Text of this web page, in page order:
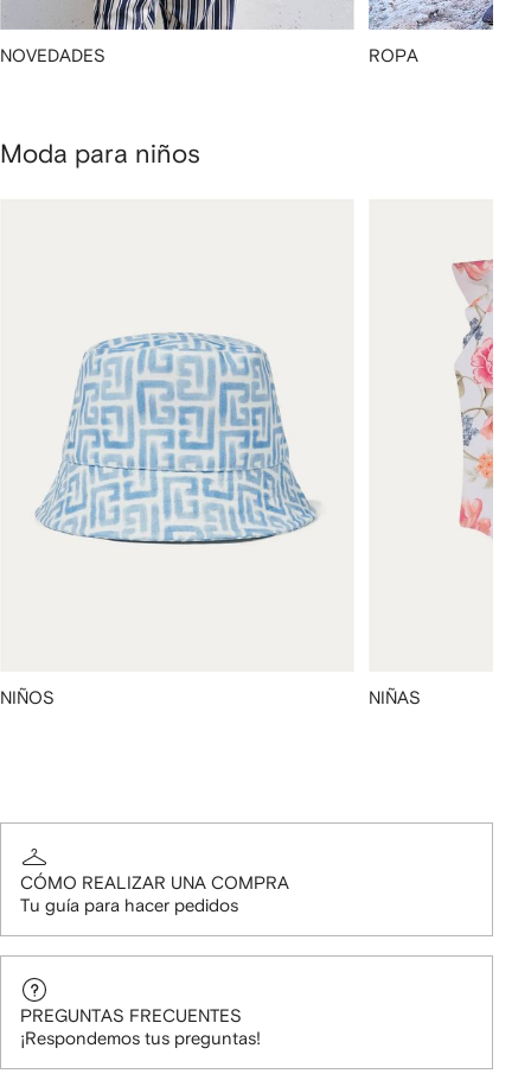
NOVEDADES ROPA
Moda para niños
NIÑOS NIÑAS
CÓMO REALIZAR UNA COMPRA
Tu guía para hacer pedidos
PREGUNTAS FRECUENTES
¡Respondemos tus preguntas!